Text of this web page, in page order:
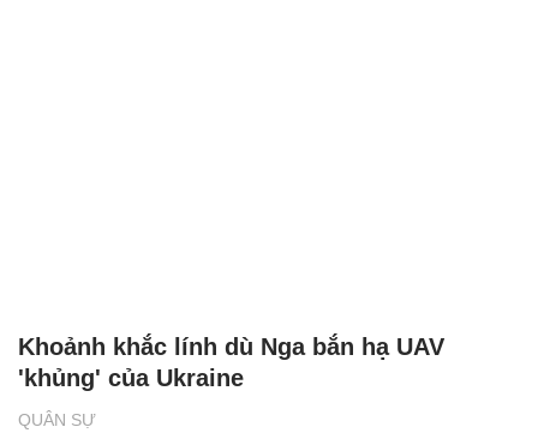
QUÂN SỰ
Khoảnh khắc lính dù Nga bắn hạ UAV
'khủng' của Ukraine